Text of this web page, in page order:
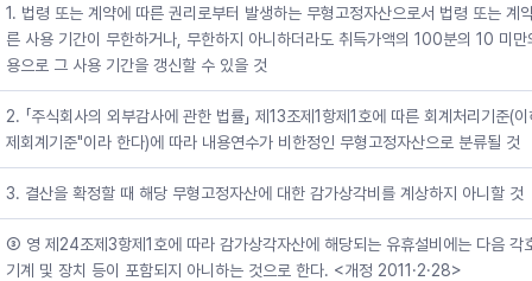
1. 법령 또는 계약에 따른 권리로부터 발생하는 무형고정자산으로서 법령 또는 계
른 사용 기간이 무한하거나, 무한하지 아니하더라도 취득가액의 100분의 10 미만
용으로 그 사용 기간을 갱신할 수 있을 것
2. 「주식회사의 외부감사에 관한 법률」 제13조제1항제1호에 따른 회계처리기준(
제회계기준"이라 한다)에 따라 내용연수가 비한정인 무형고정자산으로 분류될 것
3. 결산을 확정할 때 해당 무형고정자산에 대한 감가상각비를 계상하지 아니할 것
③ 영 제24조제3항제1호에 따라 감가상각자산에 해당되는 유휴설비에는 다음 각
기계 및 장치 등이 포함되지 아니하는 것으로 한다. <개정 2011·2·28>